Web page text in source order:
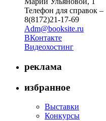
Телефон для справок –
8(8172)21-17-69
Adm@booksite.ru
ВКонтакте
Видеохостинг
реклама
избранное
Выставки
Конкурсы